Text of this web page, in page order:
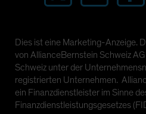
Dies ist eine Marketing-Anzeige.
von AllianceBernstein Schweiz
Schweiz unter der
registrierten Unternehmen.
ein Finanzdienstleister im Sinne
Finanzdienstleistungsgesetzes